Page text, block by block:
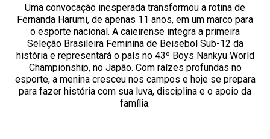
Uma convocação inesperada transformou a rotina de
Fernanda Harumi, de apenas 11 anos, em um marco para
o esporte nacional. A caieirense integra a primeira
Seleção Brasileira Feminina de Beisebol Sub-12 da
história e representará o país no 43º Boys Nankyu World
Championship, no Japão. Com raízes profundas no
esporte, a menina cresceu nos campos e hoje se prepara
para fazer história com sua luva, disciplina e o apoio da
família.